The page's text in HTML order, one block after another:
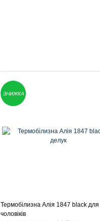
ЗНИЖКА
Термобілизна Алія 1847 black для
чоловіків